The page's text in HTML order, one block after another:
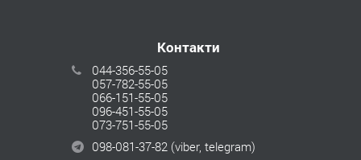
Контакти
044-356-55-05
057-782-55-05
066-151-55-05
096-451-55-05
073-751-55-05
098-081-37-82 (viber, telegram)